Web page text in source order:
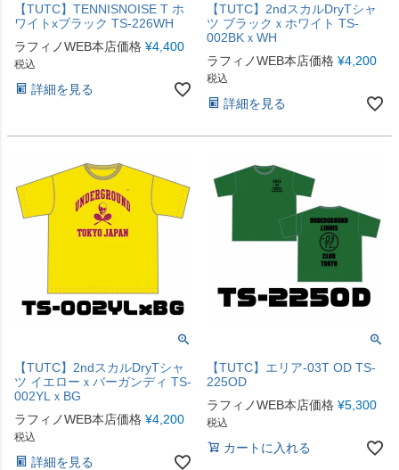
【TUTC】TENNISNOISE T ホ
ワイトxブラック TS-226WH
ラフィノWEB本店価格 ¥4,400
税込
詳細を見る
【TUTC】2ndスカルDryTシャ
ツ ブラックｘホワイト TS-
002BKｘWH
ラフィノWEB本店価格 ¥4,200
税込
詳細を見る
【TUTC】2ndスカルDryTシャ
ツ イエローｘバーガンディ TS-
002YLｘBG
ラフィノWEB本店価格 ¥4,200
税込
詳細を見る
【TUTC】エリア-03T OD TS-
225OD
ラフィノWEB本店価格 ¥5,300
税込
カートに入れる